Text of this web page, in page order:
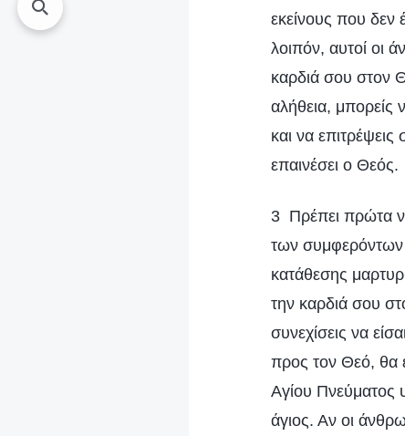
εκείνους που δεν
λοιπόν, αυτοί οι
καρδιά σου στον
αλήθεια, μπορείς
και να
επαινέσει ο Θεός.
3 Πρέπει πρώτα
των συμφερόντων
κατάθεσης
την καρδιά σου
συνεχίσεις να
προς τον Θεό, θα
Αγίου Πνεύματος
άγιος. Αν οι